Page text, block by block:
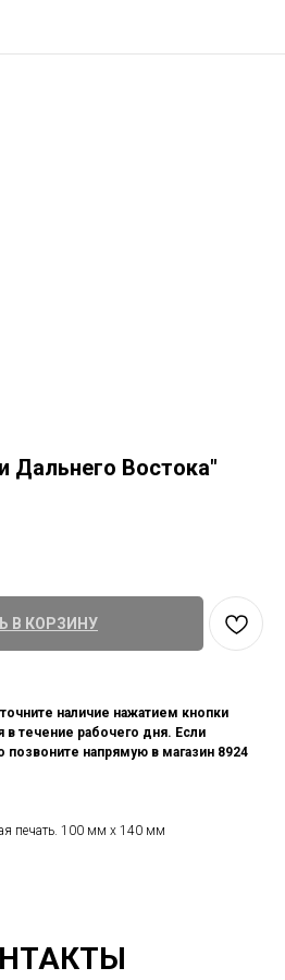
Дальнего Востока"
В КОРЗИНУ
наличие нажатием кнопки
течение рабочего дня. Если
позвоните напрямую в магазин 8924
печать. 100 мм х 140 мм